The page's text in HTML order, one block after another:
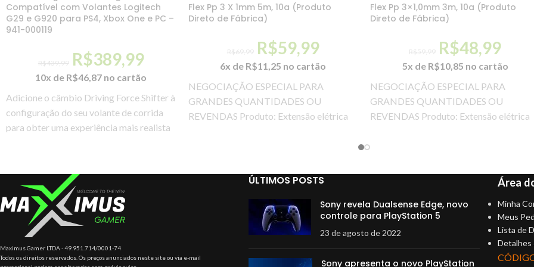
Compatível com Volantes Logitech
G29 e G920 para PS4, Xbox One e PC –
941-000119
R$439,99 R$389,99
10x de R$46,87 no cartão
Adicione o câmbio Driving Force Shifter à
configuração do seu volante de corrida
para obter uma experiência mais realista
Flex Pp 3 X 1mm 5m, 10a (Produto
Direto de Fábrica)
R$69,99 R$59,99
6x de R$11,25 no cartão
NEGOCIAÇÃO ESPECIAL PARA
GRANDES QUANTIDADES OU
REVENDAS Produto: Extensão elétrica
Flex Pp 3×1,0mm 3m, 10a (Produto
Direto de Fábrica)
R$59,99 R$48,99
5x de R$10,85 no cartão
NEGOCIAÇÃO ESPECIAL PARA
GRANDES QUANTIDADES OU
REVENDAS Produto: Extensão elétrica
Maximus Gamer LTDA - 49.951.714/0001-74
Todos os direitos reservados. Os preços anunciados neste site ou via e-mail
ÚLTIMOS POSTS
Sony revela Dualsense Edge, novo
controle para PlayStation 5
23 de agosto de 2022
Sony apresenta o novo PlayStation
Área
Minha
Meus
Lista de
Detalhes